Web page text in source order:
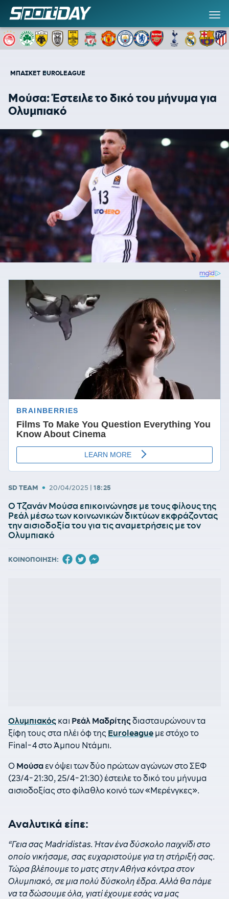
ΜΠΑΣΚΕΤ EUROLEAGUE
Μούσα: Έστειλε το δικό του μήνυμα για
Ολυμπιακό
SD TEAM • 20/04/2025 | 18:25
Ο Τζανάν Μούσα επικοινώνησε με τους φίλους της
Ρεάλ μέσω των κοινωνικών δικτύων εκφράζοντας
την αισιοδοξία του για τις αναμετρήσεις με τον
Ολυμπιακό
ΚΟΙΝΟΠΟΙΗΣΗ:
Ολυμπιακός και Ρεάλ Μαδρίτηςδιασταυρώνουν τα
ξίφη τους στα πλέι όφ της Euroleague με στόχο το
Final-4 στο Άμπου Ντάμπι.
Ο Μούσαεν όψει των δύο πρώτων αγώνων στο ΣΕΦ
(23/4-21:30, 25/4-21:30) έστειλε το δικό του μήνυμα
αισιοδοξίας στο φίλαθλο κοινό των «Μερένγκες».
Αναλυτικά είπε:
“Γεια σας Madridistas. Ήταν ένα δύσκολο παιχνίδι στο
οποίο νικήσαμε, σας ευχαριστούμε για τη στήριξή σας.
Τώρα βλέπουμε το ματς στην Αθήνα κόντρα στον
Ολυμπιακό, σε μια πολύ δύσκολη έδρα. Αλλά θα πάμε
να τα δώσουμε όλα, γιατί έχουμε εσάς να μας